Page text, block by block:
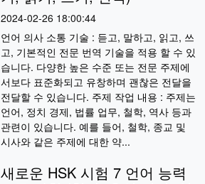
2024-02-26 18:00:44
언어 의사 소통 기술 : 듣고, 말하고, 읽고, 쓰
고, 기본적인 전문 번역 기술을 적용 할 수 있
습니다. 다양한 높은 수준 또는 전문 주제에
서보다 표준화되고 유창하며 괜찮은 전달을
전달할 수 있습니다. 주제 작업 내용 : 주제는
언어, 정치 경제, 법률 업무, 철학, 역사 등과
관련이 있습니다. 예를 들어, 철학, 종교 및
시사와 같은 주제에 대한 약...
새로운 HSK 시험 7 언어 능력